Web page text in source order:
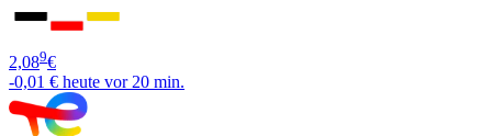
2,089€
-0,01 € heute vor 20 min.